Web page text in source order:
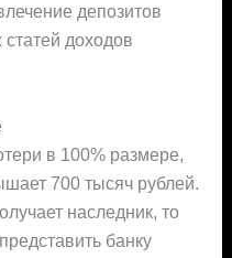
депозитов
доходов
в 100% размере,
700 тысяч рублей.
наследник, то
банку